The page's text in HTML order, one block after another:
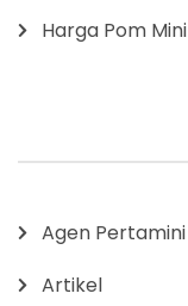
Harga Pom
Agen Pertamini
Artikel